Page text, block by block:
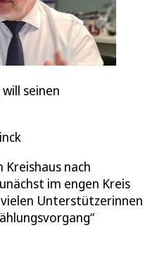
will seinen
Kreishaus nach
im engen Kreis
Unterstützerinnen